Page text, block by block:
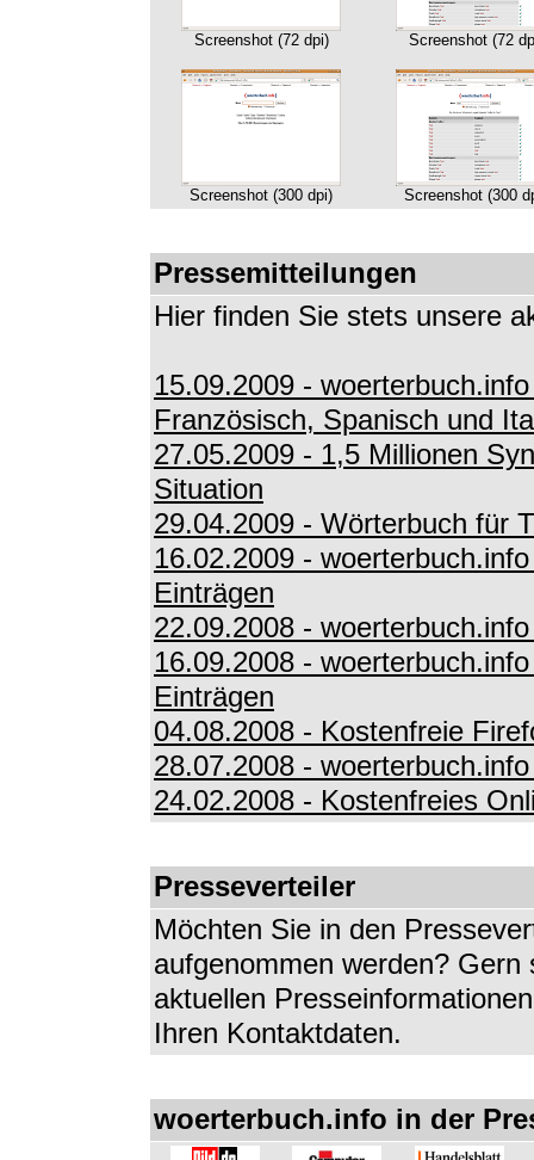
Screenshot (72 dpi) Screenshot (72
Screenshot (300 dpi) Screenshot (300
Pressemitteilungen
Hier finden Sie stets unsere
15.09.2009 -
Französisch, Spanisch und
27.05.2009 - 1,5 Millionen
Situation
29.04.2009 - Wörterbuch für
16.02.2009 -
Einträgen
22.09.2008 -
16.09.2008 -
Einträgen
04.08.2008 - Kostenfreie
28.07.2008 -
24.02.2008 - Kostenfreies
Presseverteiler
Möchten Sie in den
aufgenommen werden?
aktuellen
Ihren Kontaktdaten.
woerterbuch.info in der